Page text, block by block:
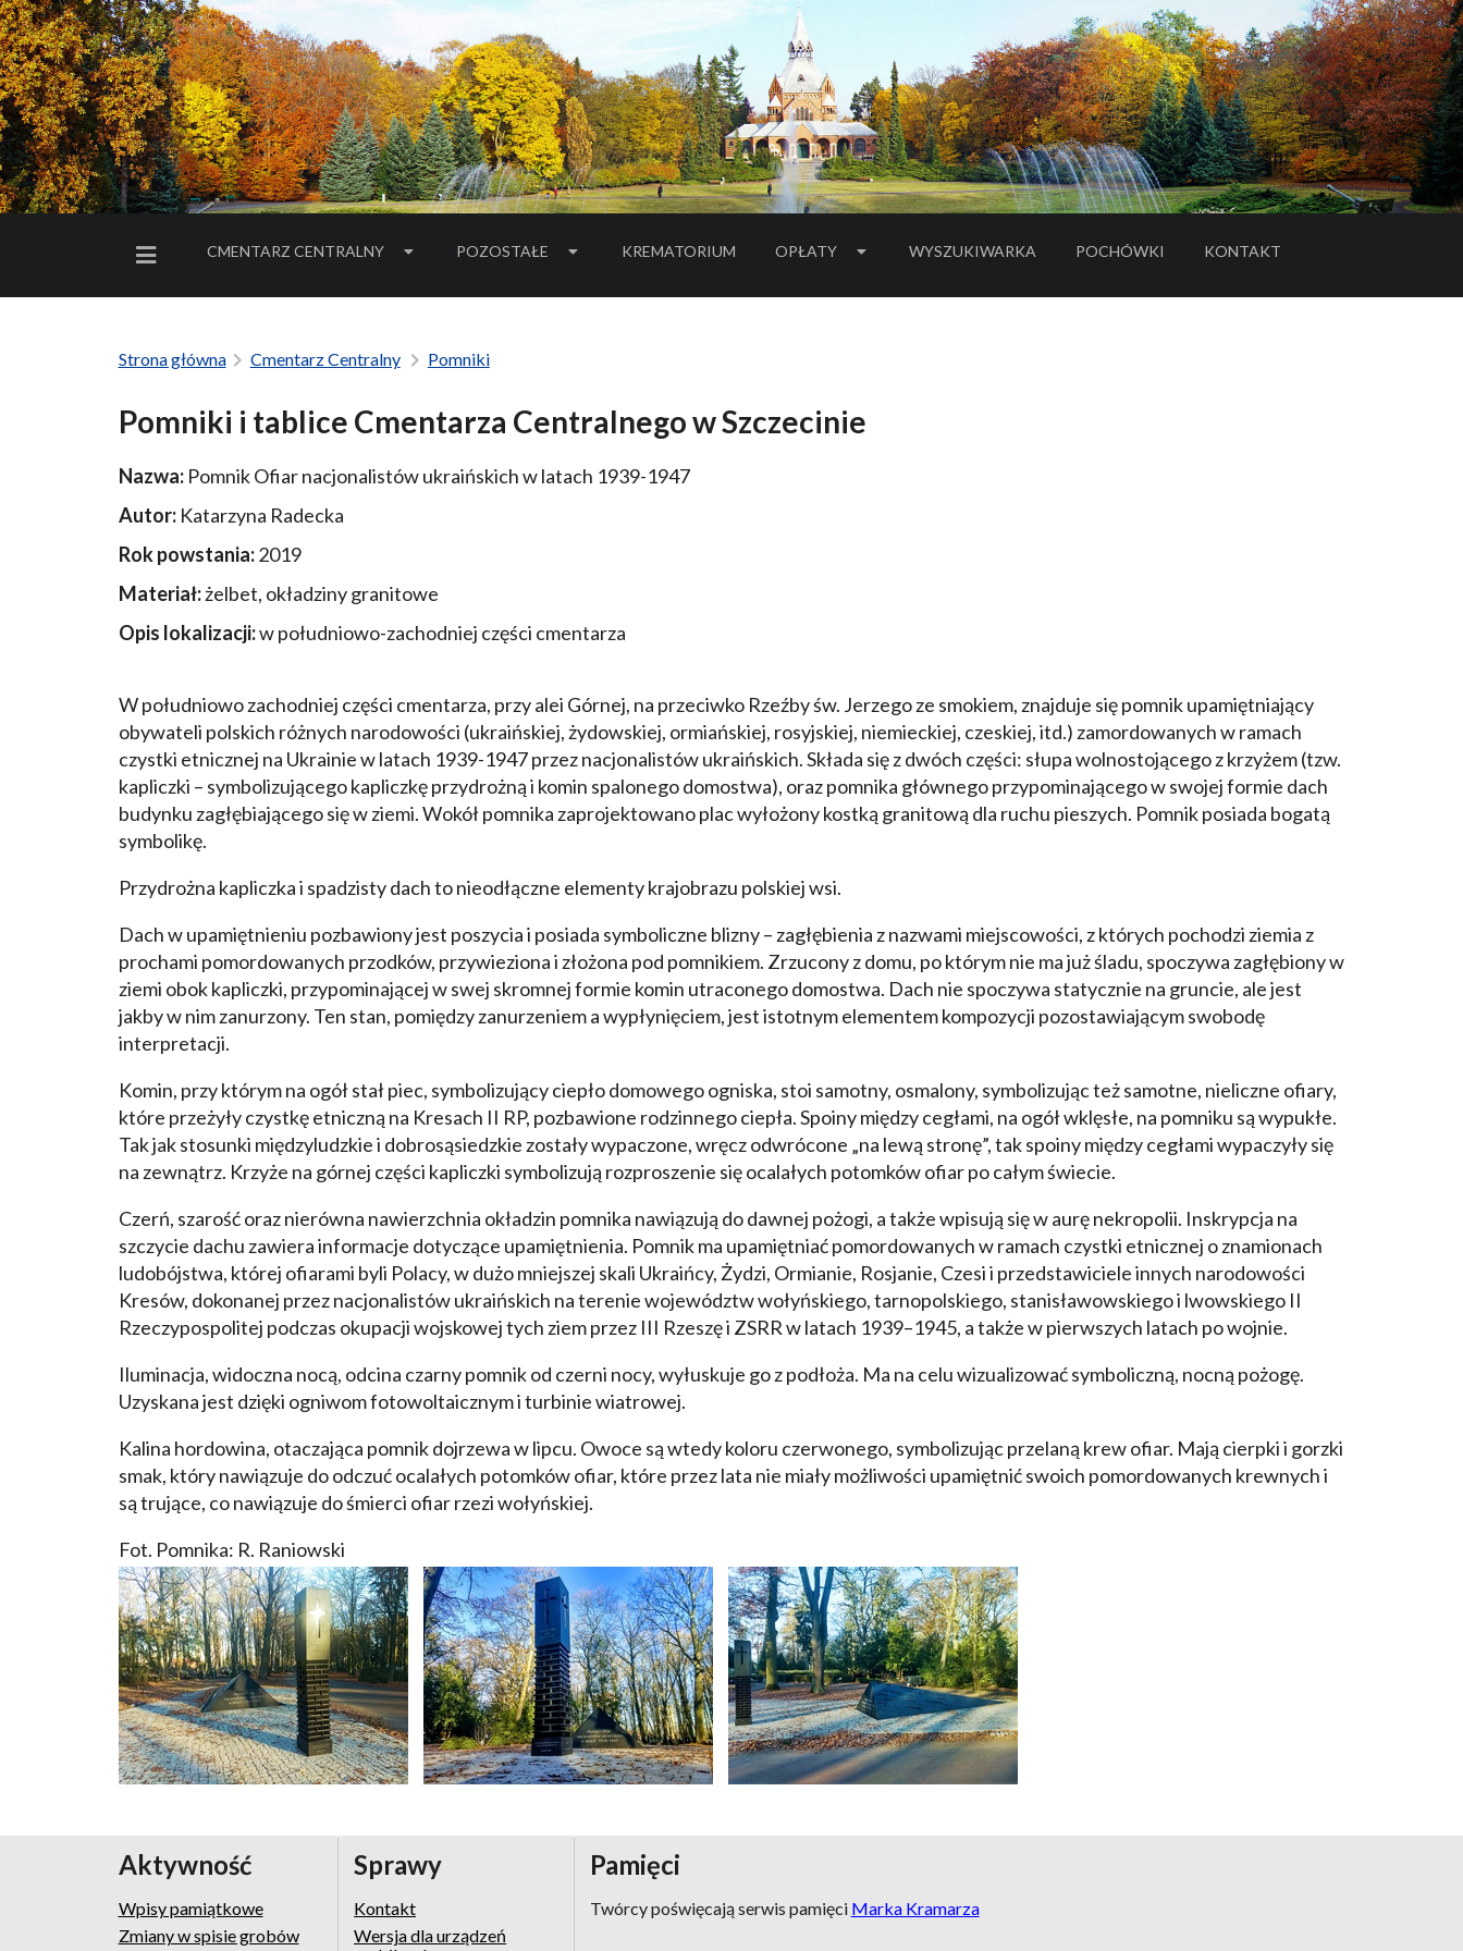
MENU BOCZNE
CMENTARZ CENTRALNY POZOSTAŁE KREMATORIUM OPŁATY WYSZUKIWARKA POCHÓWKI
- LINK DO SERWISU ZEWNĘTRZNEGO
KONTAKT
Strona główna Cmentarz Centralny Pomniki
Pomniki i tablice Cmentarza Centralnego w Szczecinie
Nazwa:Pomnik Ofiar nacjonalistów ukraińskich w latach 1939-1947
Autor:Katarzyna Radecka
Rok powstania:2019
Materiał:żelbet, okładziny granitowe
Opis lokalizacji:w południowo-zachodniej części cmentarza
W południowo zachodniej części cmentarza, przy alei Górnej, na przeciwko Rzeźby św. Jerzego ze smokiem, znajduje się pomnik upamiętniający
obywateli polskich różnych narodowości (ukraińskiej, żydowskiej, ormiańskiej, rosyjskiej, niemieckiej, czeskiej, itd.) zamordowanych w ramach
czystki etnicznej na Ukrainie w latach 1939-1947 przez nacjonalistów ukraińskich. Składa się z dwóch części: słupa wolnostojącego z krzyżem (tzw.
kapliczki – symbolizującego kapliczkę przydrożną i komin spalonego domostwa), oraz pomnika głównego przypominającego w swojej formie dach
budynku zagłębiającego się w ziemi. Wokół pomnika zaprojektowano plac wyłożony kostką granitową dla ruchu pieszych. Pomnik posiada bogatą
symbolikę.
Przydrożna kapliczka i spadzisty dach to nieodłączne elementy krajobrazu polskiej wsi.
Dach w upamiętnieniu pozbawiony jest poszycia i posiada symboliczne blizny – zagłębienia z nazwami miejscowości, z których pochodzi ziemia z
prochami pomordowanych przodków, przywieziona i złożona pod pomnikiem. Zrzucony z domu, po którym nie ma już śladu, spoczywa zagłębiony w
ziemi obok kapliczki, przypominającej w swej skromnej formie komin utraconego domostwa. Dach nie spoczywa statycznie na gruncie, ale jest
jakby w nim zanurzony. Ten stan, pomiędzy zanurzeniem a wypłynięciem, jest istotnym elementem kompozycji pozostawiającym swobodę
interpretacji.
Komin, przy którym na ogół stał piec, symbolizujący ciepło domowego ogniska, stoi samotny, osmalony, symbolizując też samotne, nieliczne ofiary,
które przeżyły czystkę etniczną na Kresach II RP, pozbawione rodzinnego ciepła. Spoiny między cegłami, na ogół wklęsłe, na pomniku są wypukłe.
Tak jak stosunki międzyludzkie i dobrosąsiedzkie zostały wypaczone, wręcz odwrócone „na lewą stronę”, tak spoiny między cegłami wypaczyły się
na zewnątrz. Krzyże na górnej części kapliczki symbolizują rozproszenie się ocalałych potomków ofiar po całym świecie.
Czerń, szarość oraz nierówna nawierzchnia okładzin pomnika nawiązują do dawnej pożogi, a także wpisują się w aurę nekropolii. Inskrypcja na
szczycie dachu zawiera informacje dotyczące upamiętnienia. Pomnik ma upamiętniać pomordowanych w ramach czystki etnicznej o znamionach
ludobójstwa, której ofiarami byli Polacy, w dużo mniejszej skali Ukraińcy, Żydzi, Ormianie, Rosjanie, Czesi i przedstawiciele innych narodowości
Kresów, dokonanej przez nacjonalistów ukraińskich na terenie województw wołyńskiego, tarnopolskiego, stanisławowskiego i lwowskiego II
Rzeczypospolitej podczas okupacji wojskowej tych ziem przez III Rzeszę i ZSRR w latach 1939–1945, a także w pierwszych latach po wojnie.
Iluminacja, widoczna nocą, odcina czarny pomnik od czerni nocy, wyłuskuje go z podłoża. Ma na celu wizualizować symboliczną, nocną pożogę.
Uzyskana jest dzięki ogniwom fotowoltaicznym i turbinie wiatrowej.
Kalina hordowina, otaczająca pomnik dojrzewa w lipcu. Owoce są wtedy koloru czerwonego, symbolizując przelaną krew ofiar. Mają cierpki i gorzki
smak, który nawiązuje do odczuć ocalałych potomków ofiar, które przez lata nie miały możliwości upamiętnić swoich pomordowanych krewnych i
są trujące, co nawiązuje do śmierci ofiar rzezi wołyńskiej.
Fot. Pomnika: R. Raniowski
Aktywność
Wpisy pamiątkowe
Zmiany w spisie grobów
Sprawy
Kontakt
Wersja dla urządzeń
Pamięci
Twórcy poświęcają serwis pamięci Marka Kramarza